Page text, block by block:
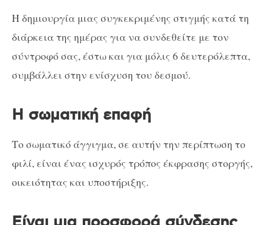
Η δημιουργία μιας συγκεκριμένης στιγμής κατά τη
διάρκεια της ημέρας για να συνδεθείτε με τον
σύντροφό σας, έστω και για μόλις 6 δευτερόλεπτα,
συμβάλλει στην ενίσχυση του δεσμού.
Η σωματική επαφή
Το σωματικό άγγιγμα, σε αυτήν την περίπτωση το
φιλί, είναι ένας ισχυρός τρόπος έκφρασης στοργής,
οικειότητας και υποστήριξης.